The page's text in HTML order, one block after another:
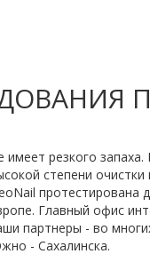
имеет резкого
степени
протестирована
Главный офис
партнеры - во
- Сахалинска.